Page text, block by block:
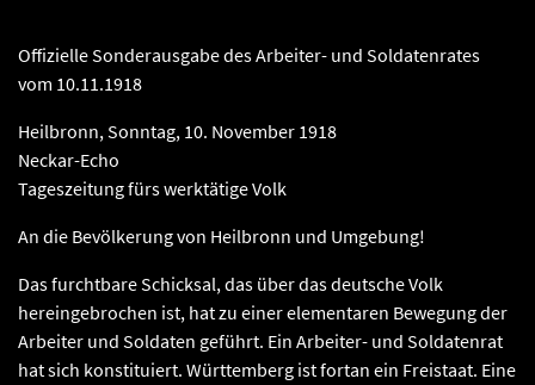
Offizielle Sonderausgabe des Arbeiter- und Soldatenrates
vom 10.11.1918
Heilbronn, Sonntag, 10. November 1918
Neckar-Echo
Tageszeitung fürs werktätige Volk
An die Bevölkerung von Heilbronn und Umgebung!
Das furchtbare Schicksal, das über das deutsche Volk
hereingebrochen ist, hat zu einer elementaren Bewegung der
Arbeiter und Soldaten geführt. Ein Arbeiter- und Soldatenrat
hat sich konstituiert. Württemberg ist fortan ein Freistaat. Eine